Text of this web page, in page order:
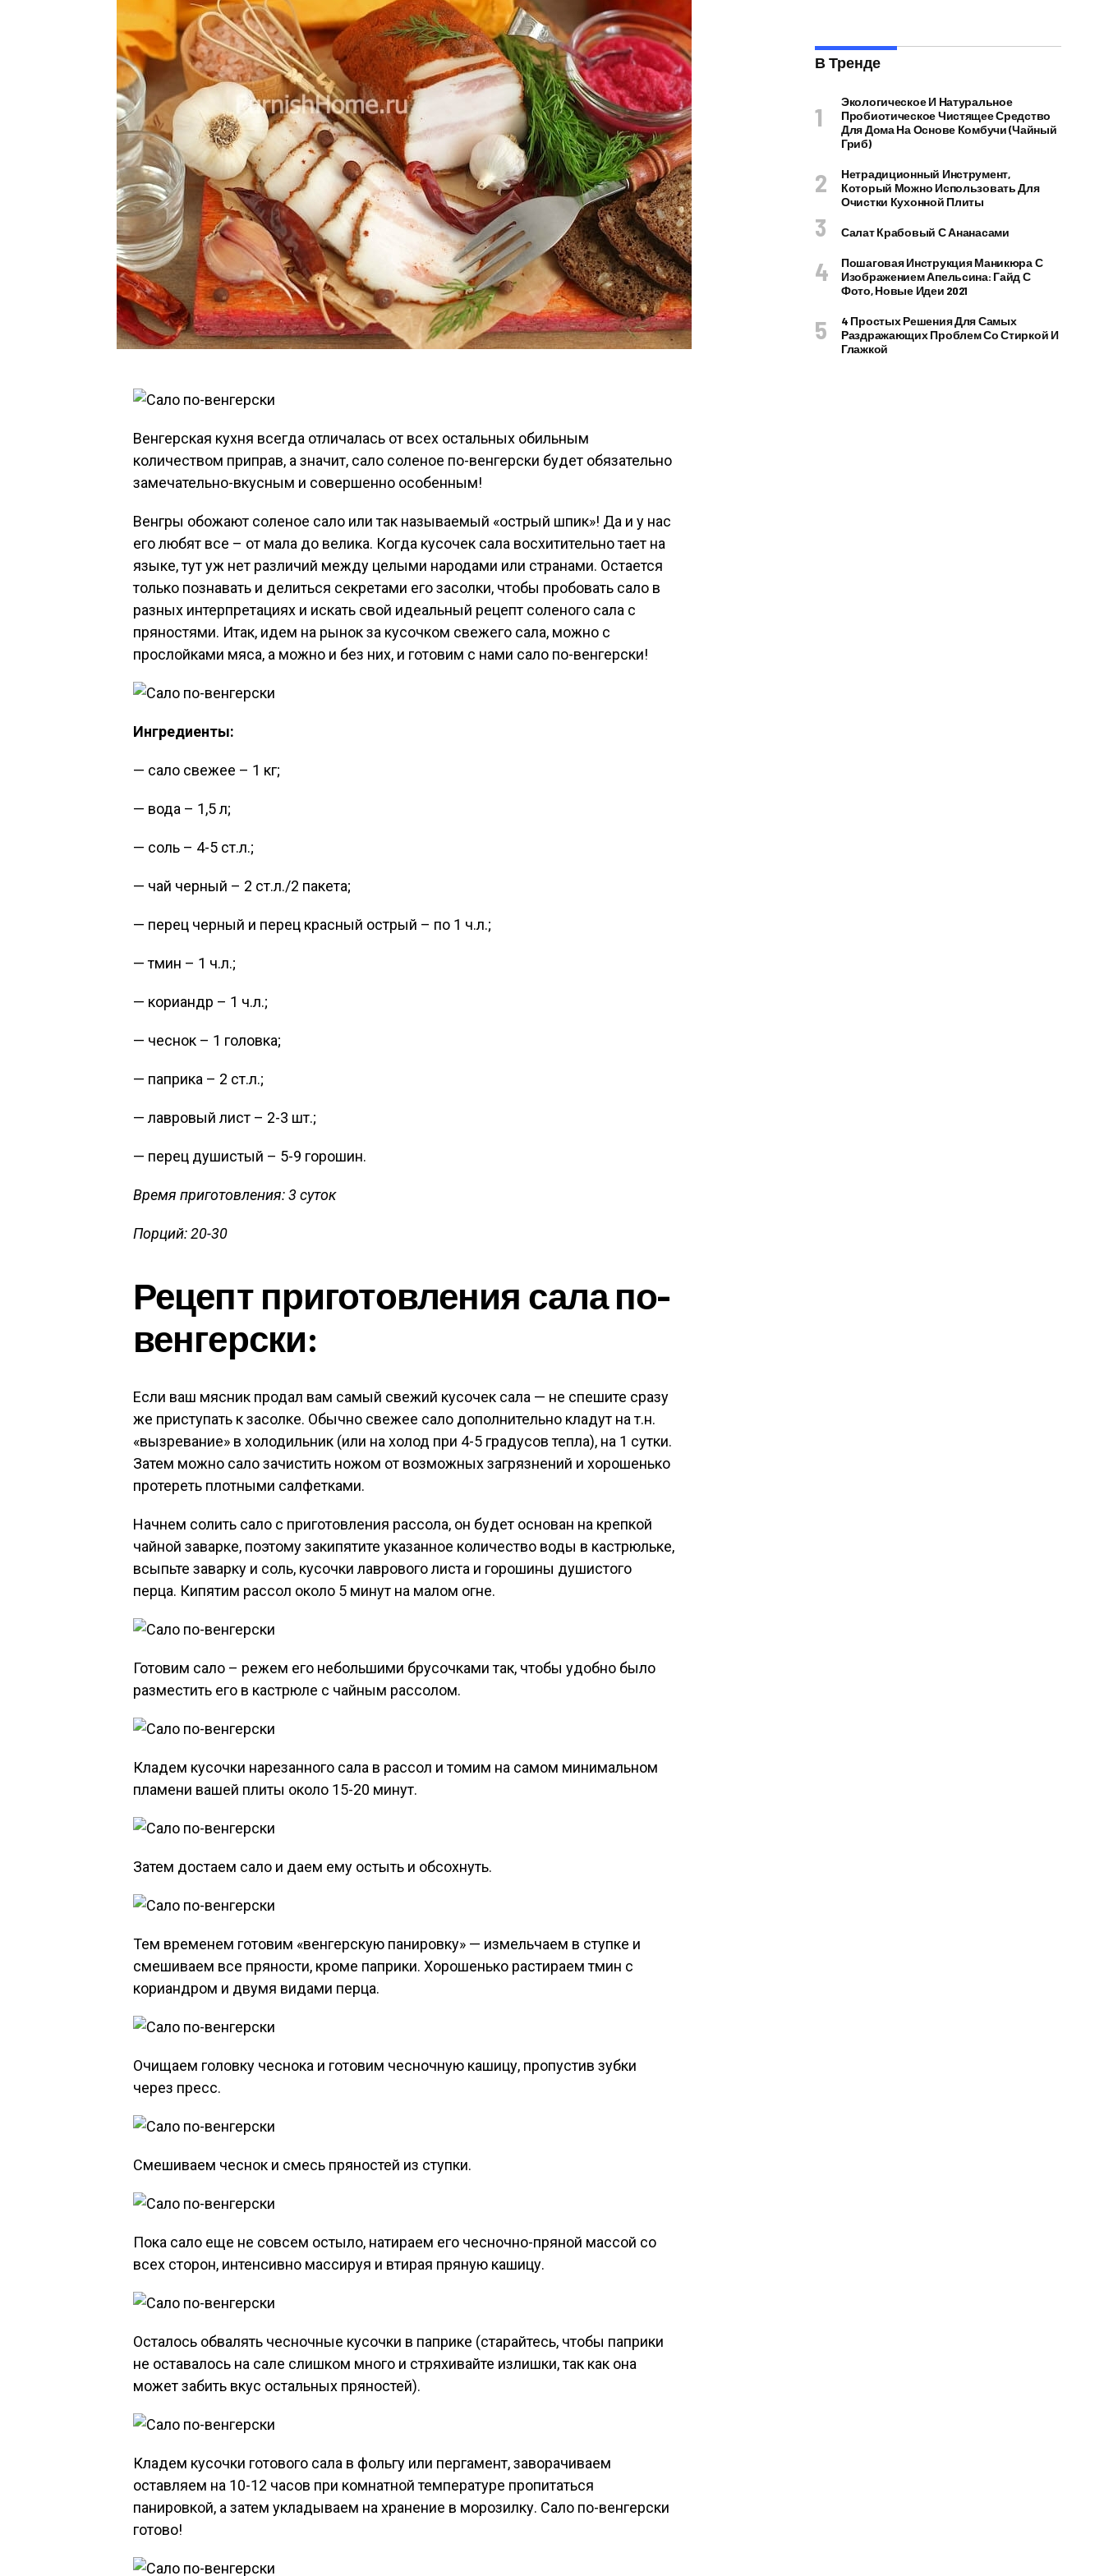
Венгерская кухня всегда отличалась от всех остальных обильным
количеством приправ, а значит, сало соленое по-венгерски будет обязательно
замечательно-вкусным и совершенно особенным!
Венгры обожают соленое сало или так называемый «острый шпик»! Да и у нас
его любят все – от мала до велика. Когда кусочек сала восхитительно тает на
языке, тут уж нет различий между целыми народами или странами. Остается
только познавать и делиться секретами его засолки, чтобы пробовать сало в
разных интерпретациях и искать свой идеальный рецепт соленого сала с
пряностями. Итак, идем на рынок за кусочком свежего сала, можно с
прослойками мяса, а можно и без них, и готовим с нами сало по-венгерски!
Ингредиенты:
— сало свежее – 1 кг;
— вода – 1,5 л;
— соль – 4-5 ст.л.;
— чай черный – 2 ст.л./2 пакета;
— перец черный и перец красный острый – по 1 ч.л.;
— тмин – 1 ч.л.;
— кориандр – 1 ч.л.;
— чеснок – 1 головка;
— паприка – 2 ст.л.;
— лавровый лист – 2-3 шт.;
— перец душистый – 5-9 горошин.
Время приготовления: 3 суток
Порций: 20-30
Рецепт приготовления сала по-
венгерски:
Если ваш мясник продал вам самый свежий кусочек сала — не спешите сразу
же приступать к засолке. Обычно свежее сало дополнительно кладут на т.н.
«вызревание» в холодильник (или на холод при 4-5 градусов тепла), на 1 сутки.
Затем можно сало зачистить ножом от возможных загрязнений и хорошенько
протереть плотными салфетками.
Начнем солить сало с приготовления рассола, он будет основан на крепкой
чайной заварке, поэтому закипятите указанное количество воды в кастрюльке,
всыпьте заварку и соль, кусочки лаврового листа и горошины душистого
перца. Кипятим рассол около 5 минут на малом огне.
Готовим сало – режем его небольшими брусочками так, чтобы удобно было
разместить его в кастрюле с чайным рассолом.
Кладем кусочки нарезанного сала в рассол и томим на самом минимальном
пламени вашей плиты около 15-20 минут.
Затем достаем сало и даем ему остыть и обсохнуть.
Тем временем готовим «венгерскую панировку» — измельчаем в ступке и
смешиваем все пряности, кроме паприки. Хорошенько растираем тмин с
кориандром и двумя видами перца.
Очищаем головку чеснока и готовим чесночную кашицу, пропустив зубки
через пресс.
Смешиваем чеснок и смесь пряностей из ступки.
Пока сало еще не совсем остыло, натираем его чесночно-пряной массой со
всех сторон, интенсивно массируя и втирая пряную кашицу.
Осталось обвалять чесночные кусочки в паприке (старайтесь, чтобы паприки
не оставалось на сале слишком много и стряхивайте излишки, так как она
может забить вкус остальных пряностей).
Кладем кусочки готового сала в фольгу или пергамент, заворачиваем
оставляем на 10-12 часов при комнатной температуре пропитаться
панировкой, а затем укладываем на хранение в морозилку. Сало по-венгерски
готово!
В Тренде
Экологическое И Натуральное
Пробиотическое Чистящее Средство
Для Дома На Основе Комбучи (чайный
Гриб)
Нетрадиционный Инструмент,
Который Можно Использовать Для
Очистки Кухонной Плиты
Салат Крабовый С Ананасами
Пошаговая Инструкция Маникюра С
Изображением Апельсина: Гайд С
Фото, Новые Идеи 2021
4 Простых Решения Для Самых
Раздражающих Проблем Со Стиркой И
Глажкой